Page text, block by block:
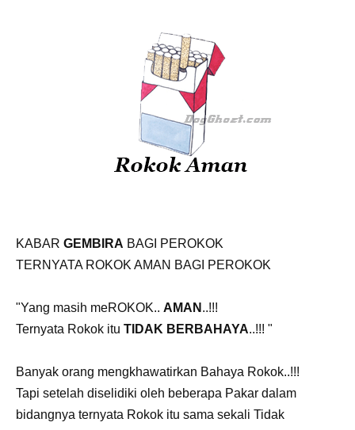
KABAR GEMBIRA BAGI PEROKOK
TERNYATA ROKOK AMAN BAGI PEROKOK
"Yang masih meROKOK.. ​​ AMAN ..!!!​​
​Ternyata Rokok itu TIDAK BERBAHAYA..!!!​ "
Banyak orang mengkhawatirkan Bahaya Rokok..!!!
Tapi setelah diselidiki oleh beberapa Pakar dalam
bidangnya ternyata Rokok itu sama sekali Tidak